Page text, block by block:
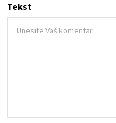
Tekst